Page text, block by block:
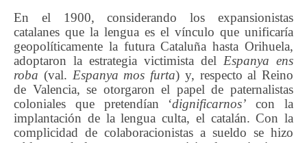
En el 1900, considerando los expansionistas
catalanes que la lengua es el vínculo que unificaría
geopolíticamente la futura Cataluña hasta Orihuela,
adoptaron la estrategia victimista del Espanya ens
roba (val. Espanya mos furta) y, respecto al Reino
de Valencia, se otorgaron el papel de paternalistas
coloniales que pretendían ‘dignificarnos’ con la
implantación de la lengua culta, el catalán. Con la
complicidad de colaboracionistas a sueldo se hizo